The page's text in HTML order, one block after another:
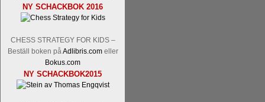
NY SCHACKBOK 2016
CHESS STRATEGY FOR KIDS –
Beställ boken på Adlibris.comeller
Bokus.com
NY SCHACKBOK2015